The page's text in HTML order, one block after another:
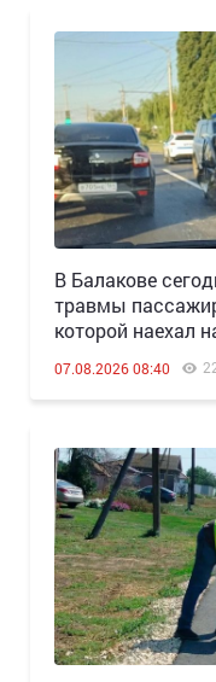
В Балакове
травмы
которой наехал
07.08.2026 08:40